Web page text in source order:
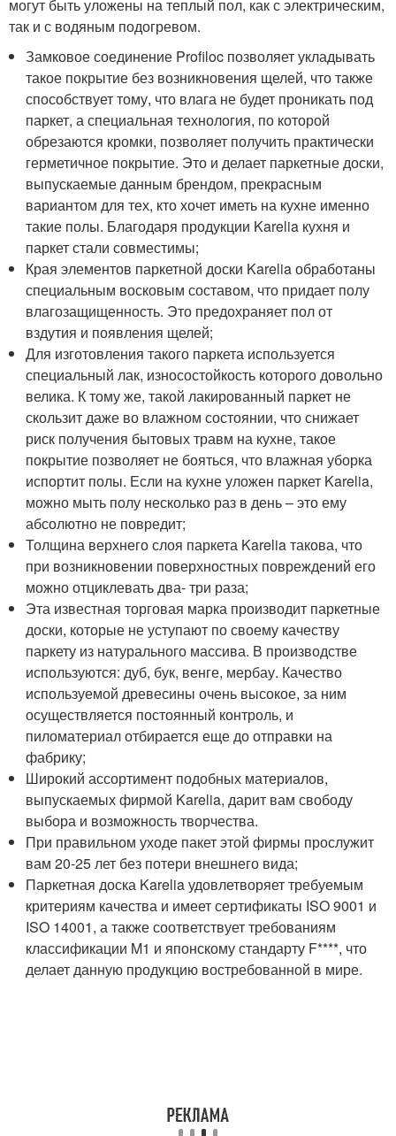
могут быть уложены на теплый пол, как с электрическим,
так и с водяным подогревом.
Замковое соединение Profiloc позволяет укладывать
такое покрытие без возникновения щелей, что также
способствует тому, что влага не будет проникать под
паркет, а специальная технология, по которой
обрезаются кромки, позволяет получить практически
герметичное покрытие. Это и делает паркетные доски,
выпускаемые данным брендом, прекрасным
вариантом для тех, кто хочет иметь на кухне именно
такие полы. Благодаря продукции Karelia кухня и
паркет стали совместимы;
Края элементов паркетной доски Karelia обработаны
специальным восковым составом, что придает полу
влагозащищенность. Это предохраняет пол от
вздутия и появления щелей;
Для изготовления такого паркета используется
специальный лак, износостойкость которого довольно
велика. К тому же, такой лакированный паркет не
скользит даже во влажном состоянии, что снижает
риск получения бытовых травм на кухне, такое
покрытие позволяет не бояться, что влажная уборка
испортит полы. Если на кухне уложен паркет Karelia,
можно мыть полу несколько раз в день – это ему
абсолютно не повредит;
Толщина верхнего слоя паркета Karelia такова, что
при возникновении поверхностных повреждений его
можно отциклевать два- три раза;
Эта известная торговая марка производит паркетные
доски, которые не уступают по своему качеству
паркету из натурального массива. В производстве
используются: дуб, бук, венге, мербау. Качество
используемой древесины очень высокое, за ним
осуществляется постоянный контроль, и
пиломатериал отбирается еще до отправки на
фабрику;
Широкий ассортимент подобных материалов,
выпускаемых фирмой Karelia, дарит вам свободу
выбора и возможность творчества.
При правильном уходе пакет этой фирмы прослужит
вам 20-25 лет без потери внешнего вида;
Паркетная доска Karelia удовлетворяет требуемым
критериям качества и имеет сертификаты ISO 9001 и
ISO 14001, а также соответствует требованиям
классификации M1 и японскому стандарту F****, что
делает данную продукцию востребованной в мире.